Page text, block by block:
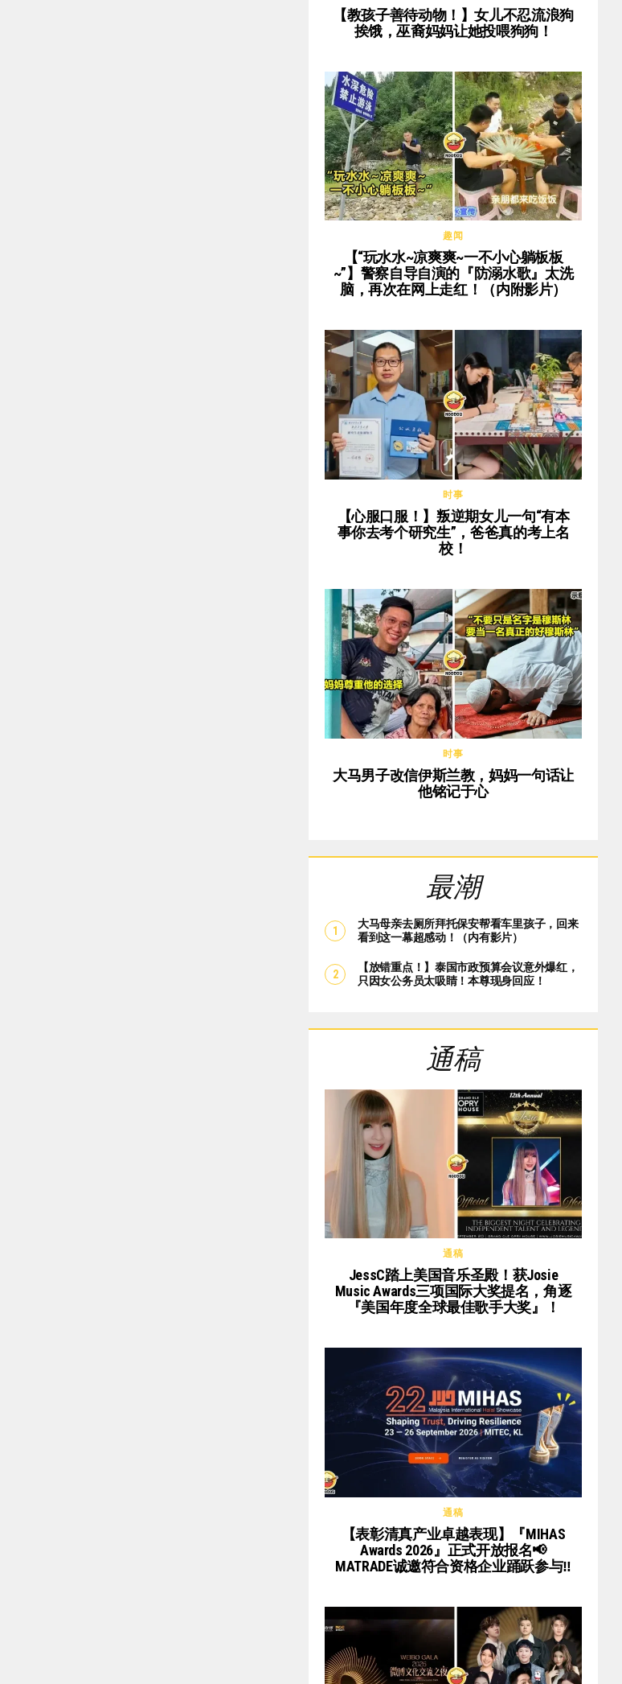
【教孩子善待动物！】女儿不忍流浪狗
挨饿，巫裔妈妈让她投喂狗狗！
趣闻
【“玩水水~凉爽爽~一不小心躺板板
~”】警察自导自演的『防溺水歌』太洗
脑，再次在网上走红！（内附影片）
时事
【心服口服！】叛逆期女儿一句“有本
事你去考个研究生”，爸爸真的考上名
校！
时事
大马男子改信伊斯兰教，妈妈一句话让
他铭记于心
最潮
大马母亲去厕所拜托保安帮看车里孩子，回来
看到这一幕超感动！（内有影片）
【放错重点！】泰国市政预算会议意外爆红，
只因女公务员太吸睛！本尊现身回应！
通稿
通稿
JessC踏上美国音乐圣殿！获Josie
Music Awards三项国际大奖提名，角逐
『美国年度全球最佳歌手大奖』！
通稿
【表彰清真产业卓越表现】『MIHAS
Awards 2026』正式开放报名📢
MATRADE诚邀符合资格企业踊跃参与‼️